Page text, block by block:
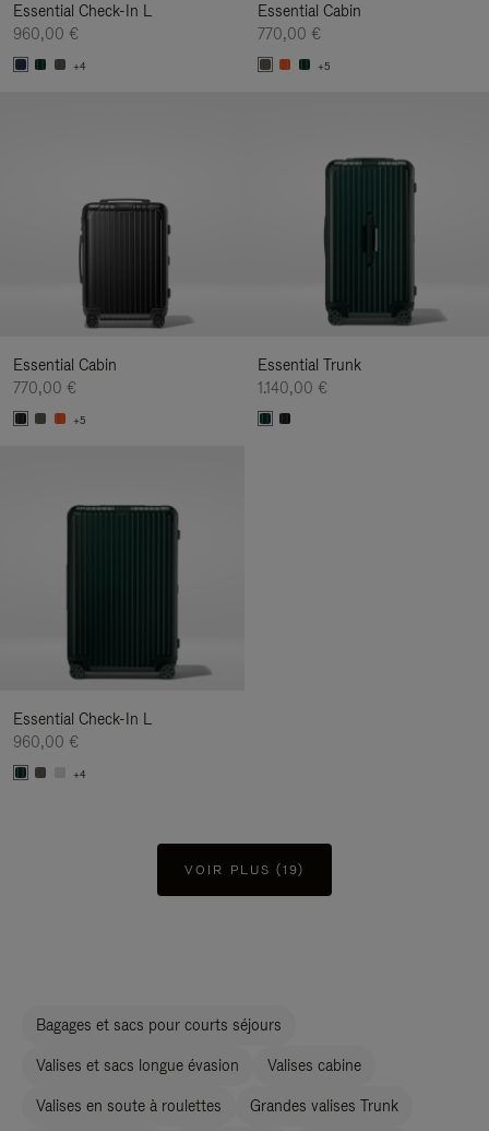
Essential Check-In L
960,00 €
+4
Essential Cabin
770,00 €
+5
Essential Cabin
770,00 €
+5
Essential Trunk
1.140,00 €
Essential Check-In L
960,00 €
+4
VOIR PLUS (19)
Bagages et sacs pour courts séjours
Valises et sacs longue évasion Valises cabine
Valises en soute à roulettes Grandes valises Trunk